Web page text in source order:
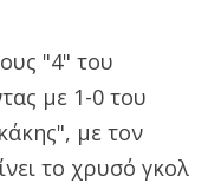
"4" του
με 1-0 του
με τον
το χρυσό γκολ